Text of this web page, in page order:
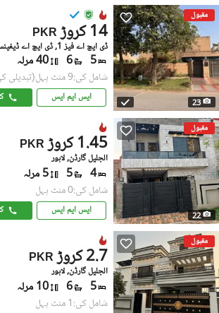
مقبول
23
PKR 14 کروڑ
ڈی ایچ اے فیز 1, ڈی ایچ اے ڈیفینس
5
6 40 مرلہ
شامل کی:9 منٹ پہل (تبدیلی کی
ایس ایم ایس
مقبول
22
PKR 1.45 کروڑ
الجلیل گارڈن, لاہور
4
5 5 مرلہ
شامل کی:0 منٹ پہل
ایس ایم ایس
مقبول
PKR 2.7 کروڑ
الجلیل گارڈن, لاہور
5
6 10 مرلہ
شامل کی:1 منٹ پہل